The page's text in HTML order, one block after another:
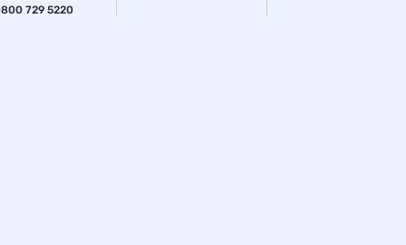
729 5220